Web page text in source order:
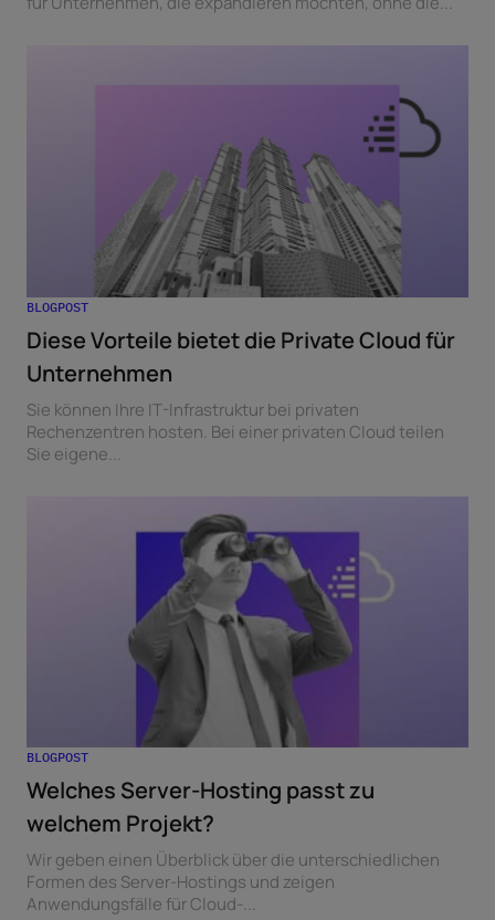
BLOGPOST
Diese Vorteile bietet die Private Cloud für
Unternehmen
Sie können Ihre IT-Infrastruktur bei privaten
Rechenzentren hosten. Bei einer privaten Cloud teilen
Sie eigene...
BLOGPOST
Welches Server-Hosting passt zu
welchem Projekt?
Wir geben einen Überblick über die unterschiedlichen
Formen des Server-Hostings und zeigen
Anwendungsfälle für Cloud-...